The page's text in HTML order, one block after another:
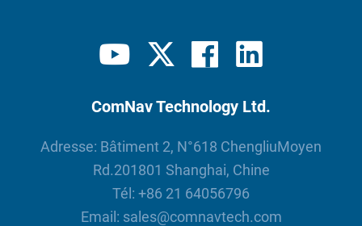
ComNav Technology Ltd.
Adresse: Bâtiment 2, N°618 ChengliuMoyen
Rd.201801 Shanghai, Chine
Tél: +86 21 64056796
Email: sales@comnavtech.com